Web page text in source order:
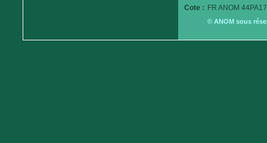
Cote : FR ANOM
© ANOM sous